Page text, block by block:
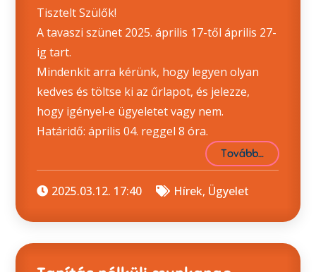
Tisztelt Szülők!
A tavaszi szünet 2025. április 17-től április 27-
ig tart.
Mindenkit arra kérünk, hogy legyen olyan
kedves és töltse ki az űrlapot, és jelezze,
hogy igényel-e ügyeletet vagy nem.
Határidő: április 04. reggel 8 óra.
Tovább…
2025.03.12. 17:40 Hírek, Ügyelet